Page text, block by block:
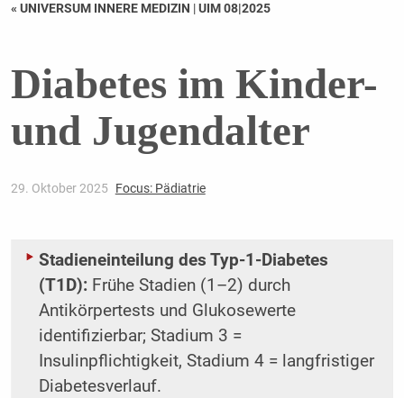
« UNIVERSUM INNERE MEDIZIN |UIM 08|2025
Diabetes im Kinder-
und Jugendalter
29. Oktober 2025 Focus: Pädiatrie
Stadieneinteilung des Typ-1-Diabetes
(T1D): Frühe Stadien (1–2) durch
Antikörpertests und Glukosewerte
identifizierbar; Stadium 3 =
Insulinpflichtigkeit, Stadium 4 = langfristiger
Diabetesverlauf.